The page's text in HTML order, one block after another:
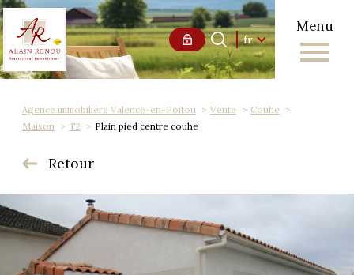
Menu
Langue
fr
Accueil 0 Langue
fr
Agence immobilière Valence-en-Poitou Vente
Couhe
Maison
T2 Plain pied centre couhe
Retour